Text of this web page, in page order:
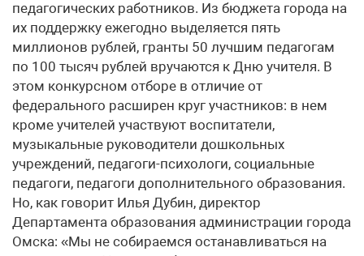
педагогических работников. Из бюджета города на
их поддержку ежегодно выделяется пять
миллионов рублей, гранты 50 лучшим педагогам
по 100 тысяч рублей вручаются к Дню учителя. В
этом конкурсном отборе в отличие от
федерального расширен круг участников: в нем
кроме учителей участвуют воспитатели,
музыкальные руководители дошкольных
учреждений, педагоги-психологи, социальные
педагоги, педагоги дополнительного образования.
Но, как говорит Илья Дубин, директор
Департамента образования администрации города
Омска: «Мы не собираемся останавливаться на